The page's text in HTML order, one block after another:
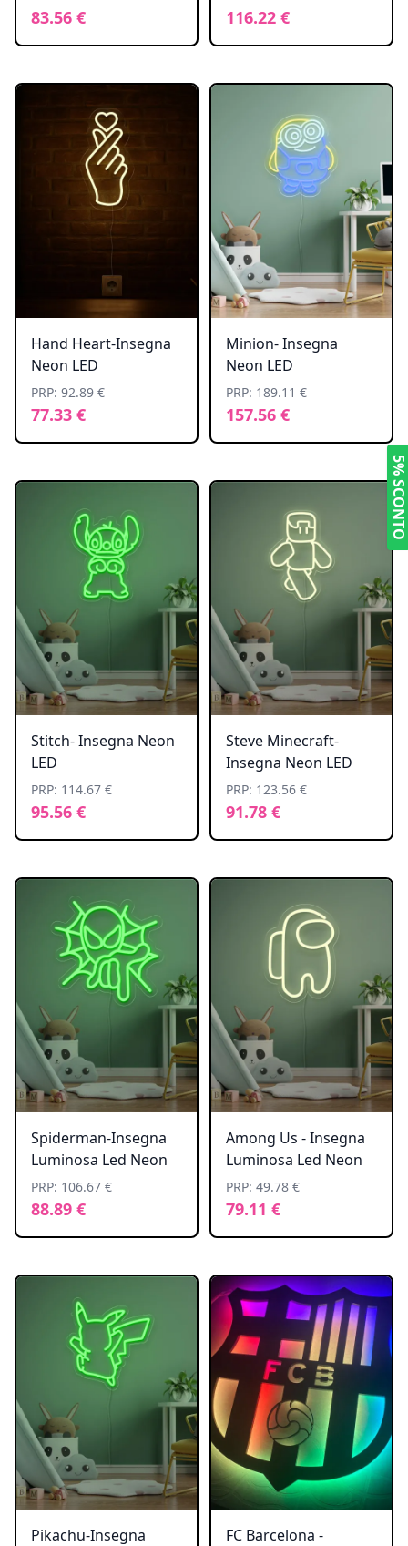
83.56 € 116.22 €
Hand Heart-Insegna
Neon LED
PRP: 92.89 €
77.33 €
Minion- Insegna
Neon LED
PRP: 189.11 €
157.56 €
Stitch- Insegna Neon
LED
PRP: 114.67 €
95.56 €
Steve Minecraft-
Insegna Neon LED
PRP: 123.56 €
91.78 €
Spiderman-Insegna
Luminosa Led Neon
PRP: 106.67 €
88.89 €
Among Us - Insegna
Luminosa Led Neon
PRP: 49.78 €
79.11 €
Pikachu-Insegna
FC Barcelona -
5% SCONTO